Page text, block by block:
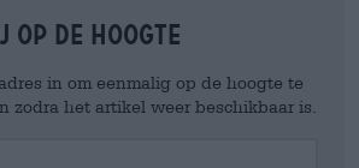
op de hoogte
in om eenmalig op de hoogte te
zodra het artikel weer beschikbaar is.